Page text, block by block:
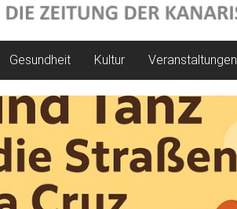
Gesundheit Kultur Veranstaltungen